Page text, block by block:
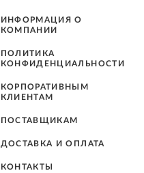
ИНФОРМАЦИЯ О
КОМПАНИИ
ПОЛИТИКА
КОНФИДЕНЦИАЛЬНОСТИ
КОРПОРАТИВНЫМ
КЛИЕНТАМ
ПОСТАВЩИКАМ
ДОСТАВКА И ОПЛАТА
КОНТАКТЫ